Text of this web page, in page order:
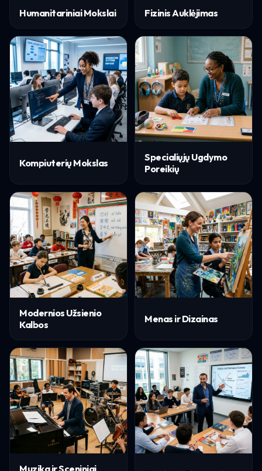
Humanitariniai Mokslai Fizinis Auklėjimas
Kompiuterių Mokslas
Specialiųjų Ugdymo
Poreikių
Modernios Užsienio
Kalbos
Menas ir Dizainas
Muzika ir Sceniniai